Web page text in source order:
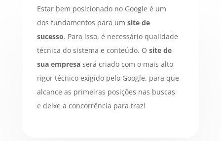
Estar bem posicionado no Google é um
dos fundamentos para um site de
sucesso. Para isso, é necessário qualidade
técnica do sistema e conteúdo. O site de
sua empresaserá criado com o mais alto
rigor técnico exigido pelo Google, para que
alcance as primeiras posições nas buscas
e deixe a concorrência para traz!